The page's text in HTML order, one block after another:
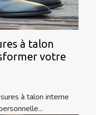
à talon
votre
à talon interne